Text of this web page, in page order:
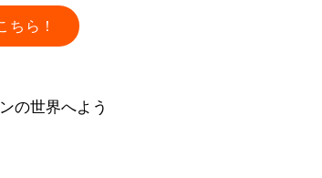
ちら！
の世界へよう